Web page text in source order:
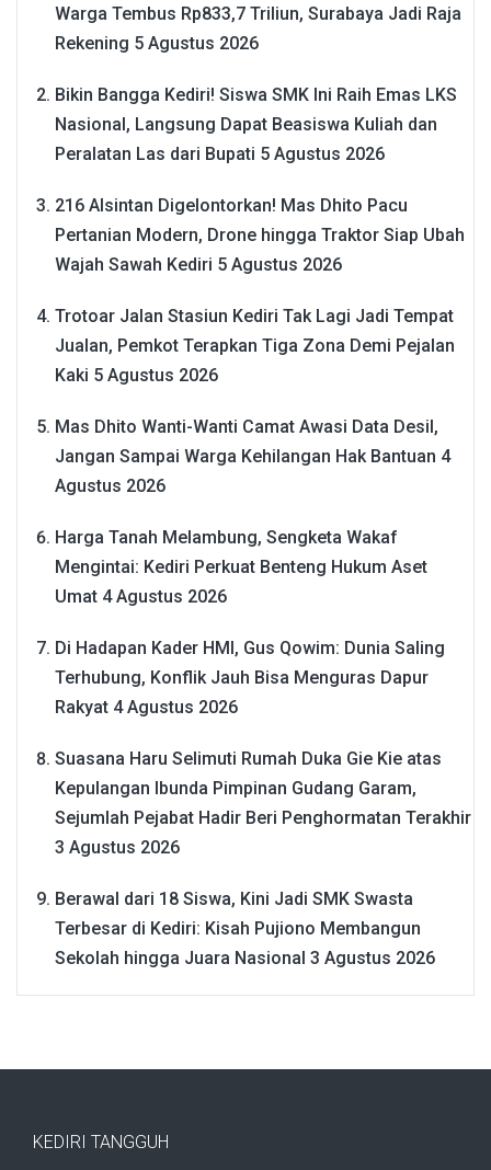
Warga Tembus Rp833,7 Triliun, Surabaya Jadi Raja
Rekening 5 Agustus 2026
Bikin Bangga Kediri! Siswa SMK Ini Raih Emas LKS
Nasional, Langsung Dapat Beasiswa Kuliah dan
Peralatan Las dari Bupati 5 Agustus 2026
216 Alsintan Digelontorkan! Mas Dhito Pacu
Pertanian Modern, Drone hingga Traktor Siap Ubah
Wajah Sawah Kediri 5 Agustus 2026
Trotoar Jalan Stasiun Kediri Tak Lagi Jadi Tempat
Jualan, Pemkot Terapkan Tiga Zona Demi Pejalan
Kaki 5 Agustus 2026
Mas Dhito Wanti-Wanti Camat Awasi Data Desil,
Jangan Sampai Warga Kehilangan Hak Bantuan 4
Agustus 2026
Harga Tanah Melambung, Sengketa Wakaf
Mengintai: Kediri Perkuat Benteng Hukum Aset
Umat 4 Agustus 2026
Di Hadapan Kader HMI, Gus Qowim: Dunia Saling
Terhubung, Konflik Jauh Bisa Menguras Dapur
Rakyat 4 Agustus 2026
Suasana Haru Selimuti Rumah Duka Gie Kie atas
Kepulangan Ibunda Pimpinan Gudang Garam,
Sejumlah Pejabat Hadir Beri Penghormatan Terakhir
3 Agustus 2026
Berawal dari 18 Siswa, Kini Jadi SMK Swasta
Terbesar di Kediri: Kisah Pujiono Membangun
Sekolah hingga Juara Nasional 3 Agustus 2026
KEDIRI TANGGUH